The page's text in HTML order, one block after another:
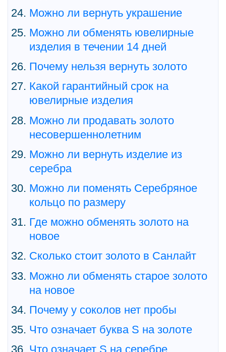
Можно ли вернуть украшение
Можно ли обменять ювелирные
изделия в течении 14 дней
Почему нельзя вернуть золото
Какой гарантийный срок на
ювелирные изделия
Можно ли продавать золото
несовершеннолетним
Можно ли вернуть изделие из
серебра
Можно ли поменять Серебряное
кольцо по размеру
Где можно обменять золото на
новое
Сколько стоит золото в Санлайт
Можно ли обменять старое золото
на новое
Почему у соколов нет пробы
Что означает буква S на золоте
Что означает S на серебре